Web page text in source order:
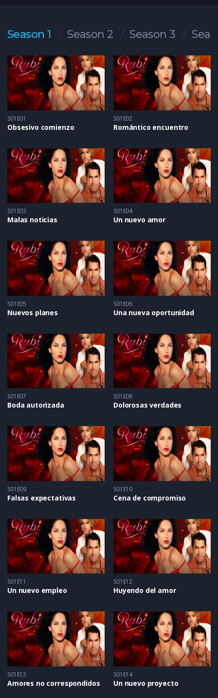
Season 1 Season 2 Season 3
S01E01
Obsesivo comienzo
S01E02
Romántico encuentro
S01E03
Malas noticias
S01E04
Un nuevo amor
S01E05
Nuevos planes
S01E06
Una nueva oportunidad
S01E07
Boda autorizada
S01E08
Dolorosas verdades
S01E09
Falsas expectativas
S01E10
Cena de compromiso
S01E11
Un nuevo empleo
S01E12
Huyendo del amor
S01E13
Amores no correspondidos
S01E14
Un nuevo proyecto